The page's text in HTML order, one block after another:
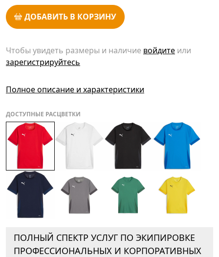
ДОБАВИТЬ В КОРЗИНУ
Чтобы увидеть размеры и наличие войдите или
зарегистрируйтесь
Полное описание и характеристики
ДОСТУПНЫЕ РАСЦВЕТКИ
ПОЛНЫЙ СПЕКТР УСЛУГ ПО ЭКИПИРОВКЕ
ПРОФЕССИОНАЛЬНЫХ И КОРПОРАТИВНЫХ